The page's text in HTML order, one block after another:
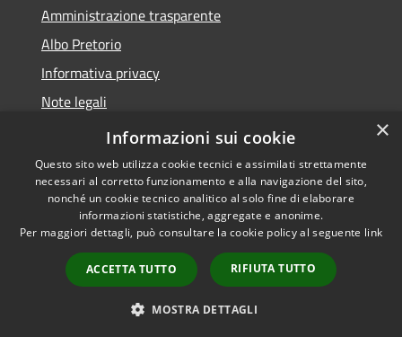
Amministrazione trasparente
Albo Pretorio
Informativa privacy
Note legali
Dichiarazione di accessibilità
Accessibilità
Copyright © 2021 •
Comune di Concesio •
Powered byMunicipium
Accesso redazione
×
Informazioni sui cookie
Questo sito web utilizza cookie tecnici e assimilati strettamente
necessari al corretto funzionamento e alla navigazione del sito,
nonché un cookie tecnico analitico al solo fine di elaborare
informazioni statistiche, aggregate e anonime.
Per maggiori dettagli, può consultare la cookie policy al seguente link
ACCETTA TUTTO RIFIUTA TUTTO
MOSTRA DETTAGLI